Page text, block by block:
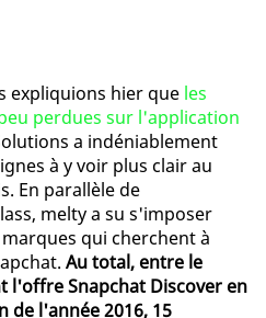
expliquions hier que les
perdues sur l'application
a indéniablement
à y voir plus clair au
En parallèle de
melty a su s'imposer
qui cherchent à
Au total, entre le
l'offre Snapchat Discover en
de l'année 2016, 15